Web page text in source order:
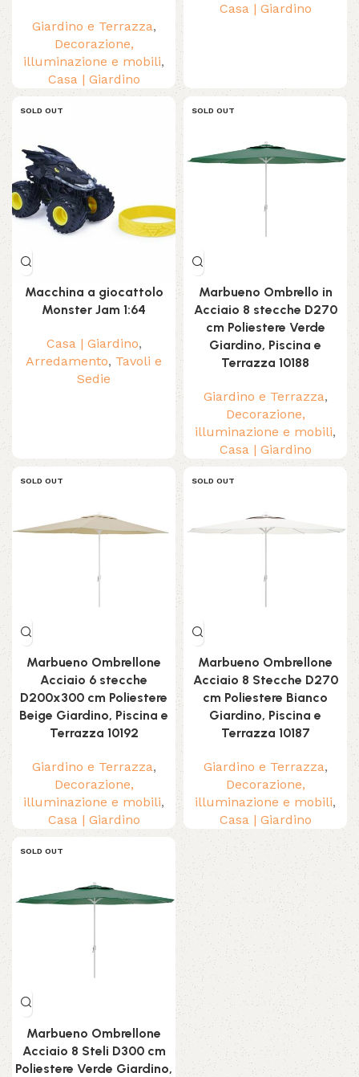
Giardino e Terrazza,
Decorazione,
illuminazione e mobili,
Casa | Giardino
Casa | Giardino
SOLD OUT
Macchina a giocattolo
Monster Jam 1:64
Casa | Giardino,
Arredamento, Tavoli e
Sedie
SOLD OUT
Marbueno Ombrello in
Acciaio 8 stecche D270
cm Poliestere Verde
Giardino, Piscina e
Terrazza 10188
Giardino e Terrazza,
Decorazione,
illuminazione e mobili,
Casa | Giardino
SOLD OUT
Marbueno Ombrellone
Acciaio 6 stecche
D200x300 cm Poliestere
Beige Giardino, Piscina e
Terrazza 10192
Giardino e Terrazza,
Decorazione,
illuminazione e mobili,
Casa | Giardino
SOLD OUT
Marbueno Ombrellone
Acciaio 8 Stecche D270
cm Poliestere Bianco
Giardino, Piscina e
Terrazza 10187
Giardino e Terrazza,
Decorazione,
illuminazione e mobili,
Casa | Giardino
SOLD OUT
Marbueno Ombrellone
Acciaio 8 Steli D300 cm
Poliestere Verde Giardino,